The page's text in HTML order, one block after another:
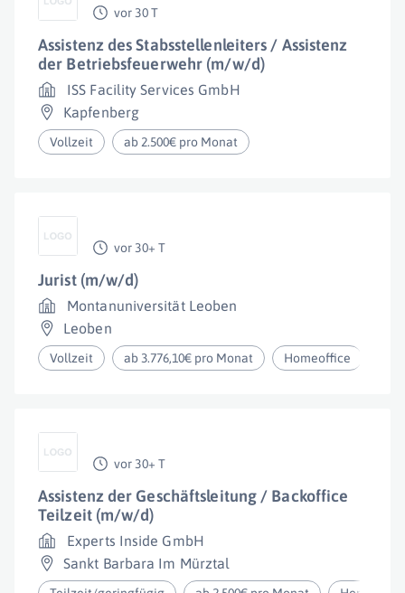
vor 30 T
Assistenz des Stabsstellenleiters / Assistenz
der Betriebsfeuerwehr (m/w/d)
ISS Facility Services GmbH
Kapfenberg
Vollzeit ab 2.500€ pro Monat
vor 30+ T
Jurist (m/w/d)
Montanuniversität Leoben
Leoben
Vollzeit ab 3.776,10€ pro Monat Homeoffice
vor 30+ T
Assistenz der Geschäftsleitung / Backoffice
Teilzeit (m/w/d)
Experts Inside GmbH
Sankt Barbara Im Mürztal